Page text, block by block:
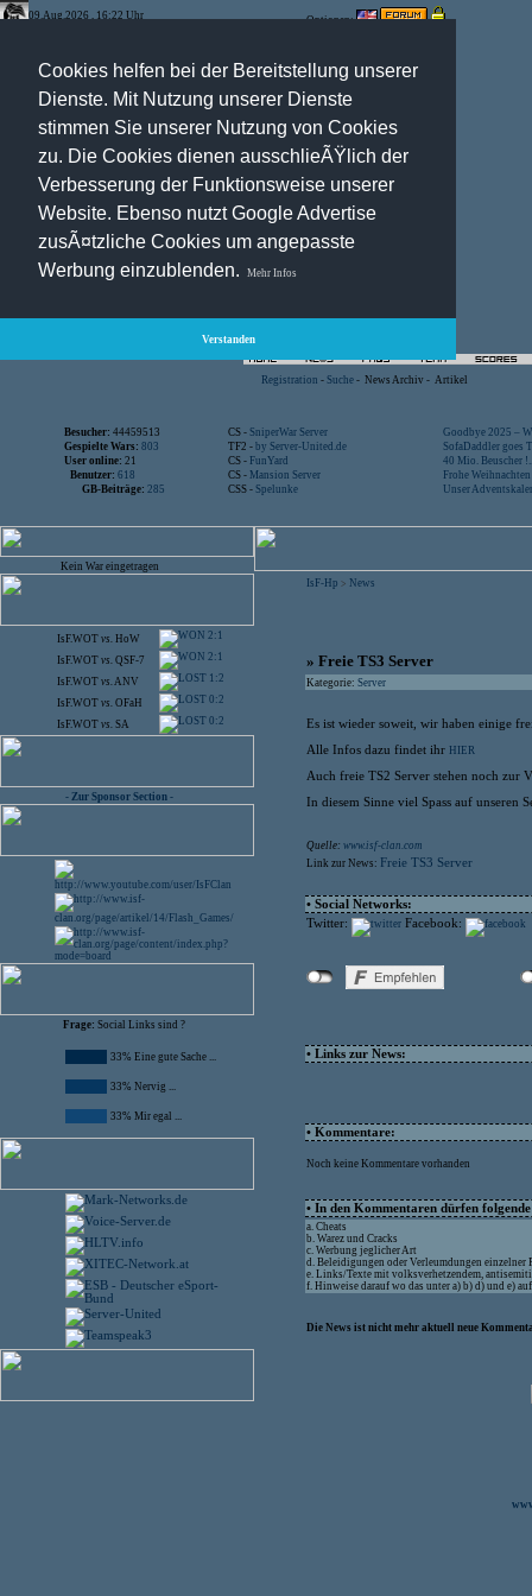
Cookies helfen bei der Bereitstellung unserer
Dienste. Mit Nutzung unserer Dienste
stimmen Sie unserer Nutzung von Cookies
zu. Die Cookies dienen ausschlieÃŸlich der
Verbesserung der Funktionsweise unserer
Website. Ebenso nutzt Google Advertise
zusÃ¤tzliche Cookies um angepasste
Werbung einzublenden.
Mehr Infos
Verstanden
09.Aug.2026 , 16:22 Uhr Optionen:
Registration - Suche - News Archiv - Artikel
Besucher: 44459513 CS - SniperWar Server
Goodbye 2025 –
Gespielte Wars: 803 TF2 - by Server-United.de
SofaDaddler goes
User online: 21 CS - FunYard
40 Mio. Beuscher
Benutzer: 618 CS - Mansion Server
Frohe
GB-Beiträge: 285 CSS - Spelunke Unser
Kein War eingetragen
IsF.WOT vs. HoW 2:1
IsF.WOT vs. QSF-7 2:1
IsF.WOT vs.ANV 1:2
IsF.WOT vs. OFaH 0:2
IsF.WOT vs. SA 0:2
- Zur Sponsor Section -
Frage: Social Links sind ?
33% Eine gute Sache ...
33% Nervig ...
33% Mir egal ...
IsF-Hp > News
» Freie TS3 Server
Kategorie: Server
Es ist wieder soweit, wir haben einige
Alle Infos dazu findet ihr HIER
Auch freie TS2 Server stehen noch zur
In diesem Sinne viel Spass auf unseren
Quelle: www.isf-clan.com
Link zur News: Freie TS3 Server
• Social Networks:
Twitter:
Facebook:
• Links zur News:
• Kommentare:
Noch keine Kommentare vorhanden
• In den Kommentaren dürfen
a. Cheats
b. Warez und Cracks
c. Werbung jeglicher Art
d. Beleidigungen oder Verleumdungen einzelner
e. Links/Texte mit volksverhetzendem,
f. Hinweise darauf wo das unter a) b) d) und e)
Die News ist nicht mehr aktuell neue